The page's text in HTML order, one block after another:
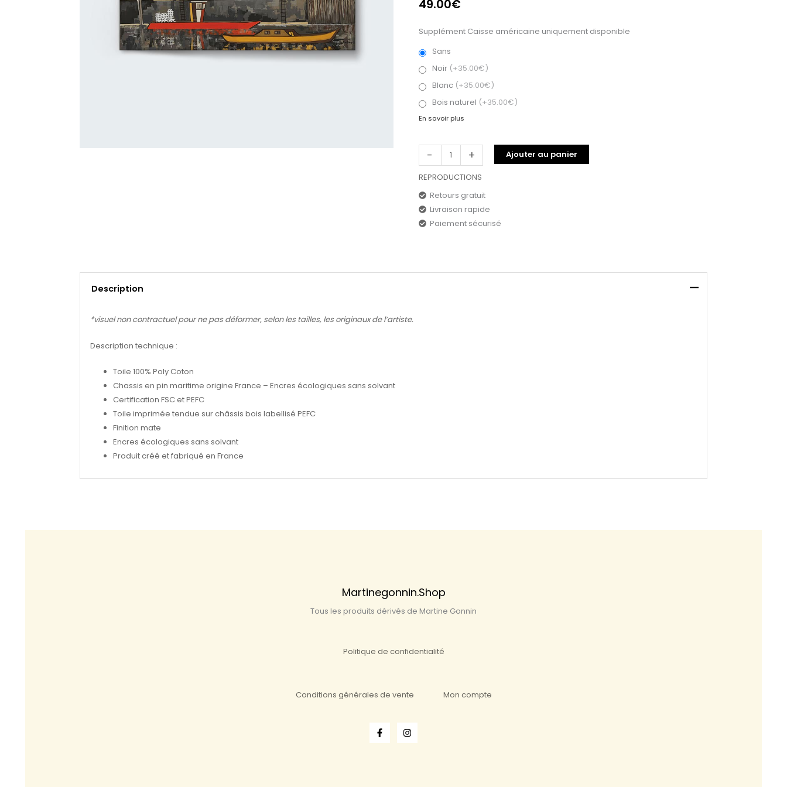
49.00€
Supplément Caisse américaine uniquement disponible
Sans
Noir (+35.00€)
Blanc (+35.00€)
Bois naturel (+35.00€)
En savoir plus
- + Ajouter au panier
REPRODUCTIONS
Retours gratuit
Livraison rapide
Paiement sécurisé
Description
*visuel non contractuel pour ne pas déformer, selon les tailles, les originaux de l’artiste.
Description technique :
Toile 100% Poly Coton
Chassis en pin maritime origine France – Encres écologiques sans solvant
Certification FSC et PEFC
Toile imprimée tendue sur châssis bois labellisé PEFC
Finition mate
Encres écologiques sans solvant
Produit créé et fabriqué en France
Martinegonnin.shop
Tous les produits dérivés de Martine Gonnin
Politique de confidentialité
Conditions générales de vente Mon compte